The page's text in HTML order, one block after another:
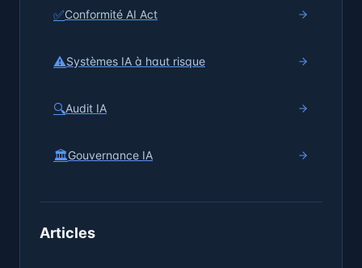
✅Conformité AI Act
⚠️Systèmes IA à haut risque
🔍Audit IA
🏛️Gouvernance IA
Articles